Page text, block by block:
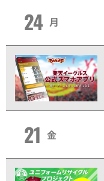
24 月
21 金